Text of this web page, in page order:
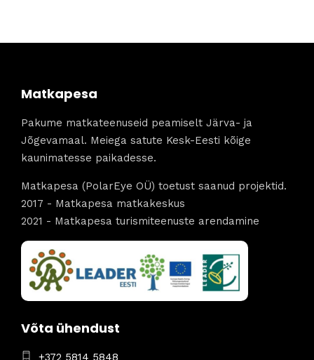
Matkapesa
Pakume matkateenuseid peamiselt Järva- ja
Jõgevamaal. Meiega satute Kesk-Eesti kõige
kaunimatesse paikadesse.
Matkapesa (PolarEye OÜ) toetust saanud projektid.
2017 - Matkapesa matkakeskus
2021 - Matkapesa turismiteenuste arendamine
Võta ühendust